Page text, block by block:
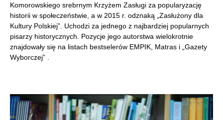
Komorowskiego srebrnym Krzyżem Zasługi za popularyzację
historii w społeczeństwie, a w 2015 r. odznaką „Zasłużony dla
Kultury Polskiej”. Uchodzi za jednego z najbardziej popularnych
pisarzy historycznych. Pozycje jego autorstwa wielokrotnie
znajdowały się na listach bestselerów EMPIK, Matras i „Gazety
Wyborczej” .